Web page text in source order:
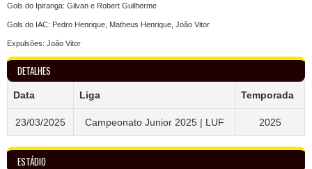
Gols do Ipiranga: Gilvan e Robert Guilherme
Gols do IAC: Pedro Henrique, Matheus Henrique, João Vitor
Expulsões: João Vitor
DETALHES
Data Liga Temporada
23/03/2025 Campeonato Junior 2025 | LUF 2025
ESTÁDIO